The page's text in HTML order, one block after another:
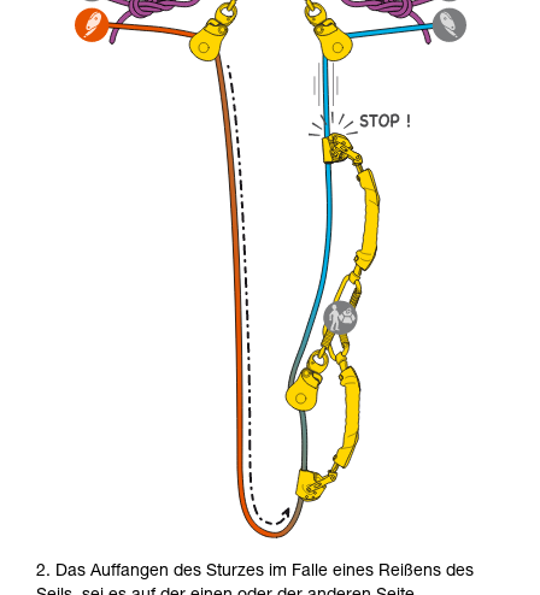
2. Das Auffangen des Sturzes im Falle eines Reißens des